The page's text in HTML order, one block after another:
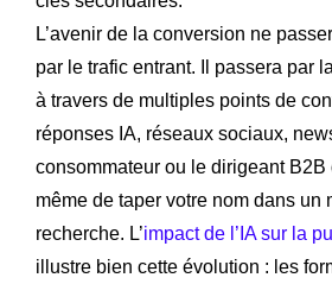
L’avenir de la conversion ne
par le trafic entrant. Il passera par
à travers de multiples points de
réponses IA, réseaux sociaux,
consommateur ou le dirigeant
même de taper votre nom dans un
recherche. L’impact de l’IA sur la
illustre bien cette évolution : les